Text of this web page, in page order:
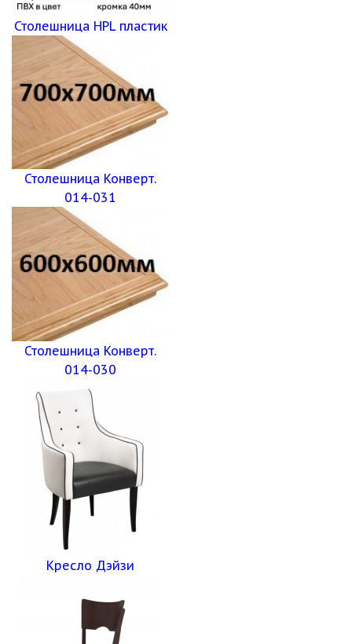
Столешница HPL пластик
Столешница Конверт.
014-031
Столешница Конверт.
014-030
Кресло Дэйзи